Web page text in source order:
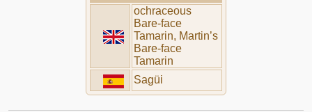
ochraceous
Bare-face
Tamarin, Martin’s
Bare-face
Tamarin
Sagüi